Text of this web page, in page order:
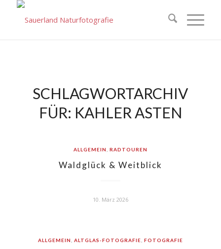
SCHLAGWORTARCHIV
FÜR: KAHLER ASTEN
ALLGEMEIN RADTOUREN
Waldglück & Weitblick
10. März 2026
ALLGEMEIN ALTGLAS-FOTOGRAFIE FOTOGRAFIE